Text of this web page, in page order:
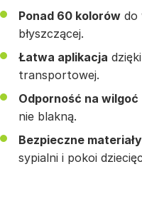
Ponad 60 kolorów do
błyszczącej.
Łatwa aplikacja
transportowej.
Odporność na wilgoć
nie blakną.
Bezpieczne materiały
sypialni i pokoi